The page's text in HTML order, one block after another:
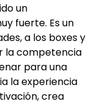
un
fuerte. Es un
a los boxes y
la competencia
para una
la experiencia
crea